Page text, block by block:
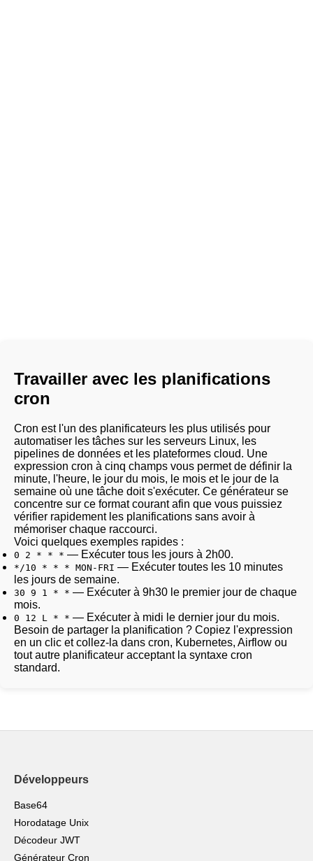
Travailler avec les planifications
cron
Cron est l'un des planificateurs les plus utilisés pour
automatiser les tâches sur les serveurs Linux, les
pipelines de données et les plateformes cloud. Une
expression cron à cinq champs vous permet de définir la
minute, l'heure, le jour du mois, le mois et le jour de la
semaine où une tâche doit s'exécuter. Ce générateur se
concentre sur ce format courant afin que vous puissiez
vérifier rapidement les planifications sans avoir à
mémoriser chaque raccourci.
Voici quelques exemples rapides :
0 2 * * * — Exécuter tous les jours à 2h00.
*/10 * * * MON-FRI — Exécuter toutes les 10 minutes
les jours de semaine.
30 9 1 * * — Exécuter à 9h30 le premier jour de chaque
mois.
0 12 L * * — Exécuter à midi le dernier jour du mois.
Besoin de partager la planification ? Copiez l'expression
en un clic et collez-la dans cron, Kubernetes, Airflow ou
tout autre planificateur acceptant la syntaxe cron
standard.
Développeurs
Base64
Horodatage Unix
Décodeur JWT
Générateur Cron